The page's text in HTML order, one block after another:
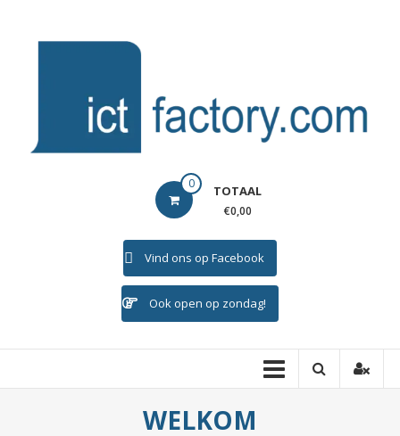
ICTFACTORY 0 TOTAAL
€0,00
Vind ons op Facebook
Ook open op zondag!
WELKOM